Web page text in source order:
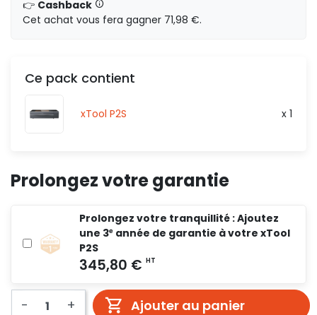
0,00 €
4 157,00 €
7 324,00 €
0,00 €HT
👉 Cashback
Cet achat vous fera gagner 71,98 €.
Ce pack contient
xTool P2S x 1
Prolongez votre garantie
Prolongez votre tranquillité : Ajoutez
une 3ᵉ année de garantie à votre xTool
P2S
- + Ajouter au panier